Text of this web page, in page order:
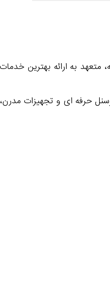
به ارائه بهترین
حرفه ای و تجهیزات مدرن،